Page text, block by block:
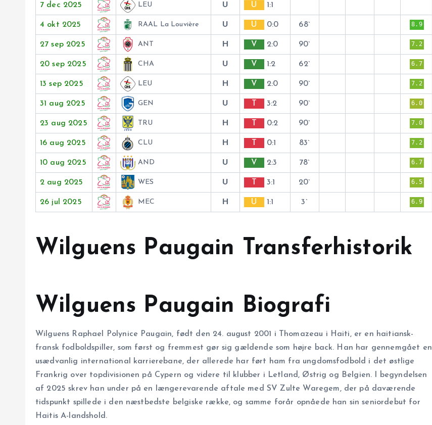
7 dec 2025 LEU U U 1:1
4 okt 2025 RAAL La Louvière U U 0:0 68` 8.9
27 sep 2025 ANT H V 2:0 90` 7.2
20 sep 2025 CHA U V 1:2 62` 6.7
13 sep 2025 LEU H V 2:0 90` 7.2
31 aug 2025 GEN U T 3:2 90` 6.0
23 aug 2025 TRU H T 0:2 90` 7.0
16 aug 2025 CLU H T 0:1 83` 7.2
10 aug 2025 AND U V 2:3 78` 6.7
2 aug 2025 WES U T 3:1 20` 6.5
26 jul 2025 MEC H U 1:1 3` 6.9
Wilguens Paugain Transferhistorik
Wilguens Paugain Biografi
Wilguens Raphael Polynice Paugain, født den 24. august 2001 i Thomazeau i Haiti, er en haitiansk-
fransk fodboldspiller, som først og fremmest gør sig gældende som højre back. Han har gennemgået en
usædvanlig international karrierebane, der allerede har ført ham fra ungdomsfodbold i det østlige
Frankrig over topdivisionen på Cypern og videre til klubber i Letland, Østrig og Belgien. I begyndelsen
af 2025 skrev han under på en længerevarende aftale med SV Zulte Waregem, der på daværende
tidspunkt spillede i den næstbedste belgiske række, og samme forår opnåede han sin seniordebut for
Haitis A-landshold.